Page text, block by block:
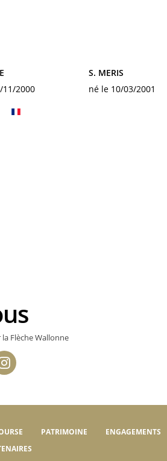
11/2000
S. MERIS
né le 10/03/2001
Flèche Wallonne
PATRIMOINE
ENGAGEMENTS